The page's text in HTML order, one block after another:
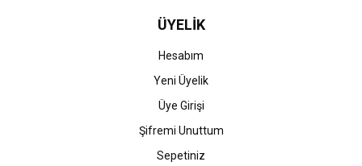
ÜYELİK
Hesabım
Yeni Üyelik
Üye Girişi
Şifremi Unuttum
Sepetiniz